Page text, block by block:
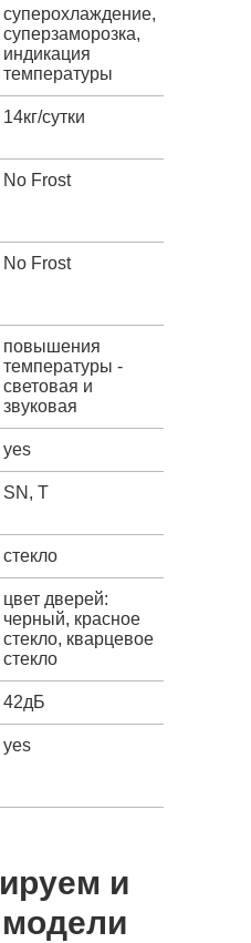
суперохлаждение,
суперзаморозка,
индикация
температуры
14кг/сутки
No Frost
No Frost
повышения
температуры -
световая и
звуковая
yes
SN, T
стекло
цвет дверей:
черный, красное
стекло, кварцевое
стекло
42дБ
yes
и